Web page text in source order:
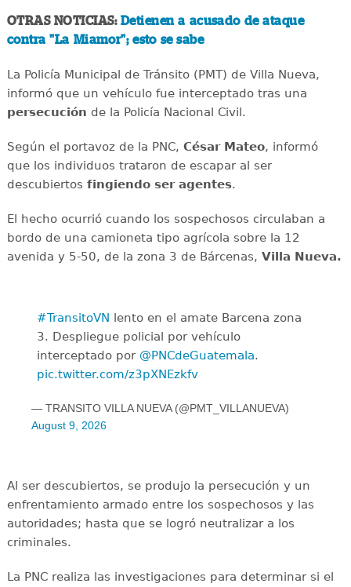
OTRAS NOTICIAS: Detienen a acusado de ataque
contra "La Miamor"; esto se sabe
La Policía Municipal de Tránsito (PMT) de Villa Nueva,
informó que un vehículo fue interceptado tras una
persecución de la Policía Nacional Civil.
Según el portavoz de la PNC, César Mateo, informó
que los individuos trataron de escapar al ser
descubiertos fingiendo ser agentes.
El hecho ocurrió cuando los sospechosos circulaban a
bordo de una camioneta tipo agrícola sobre la 12
avenida y 5-50, de la zona 3 de Bárcenas, Villa Nueva.
#TransitoVN lento en el amate Barcena zona
3. Despliegue policial por vehículo
interceptado por @PNCdeGuatemala.
pic.twitter.com/z3pXNEzkfv
— TRANSITO VILLA NUEVA (@PMT_VILLANUEVA)
August 9, 2026
Al ser descubiertos, se produjo la persecución y un
enfrentamiento armado entre los sospechosos y las
autoridades; hasta que se logró neutralizar a los
criminales.
La PNC realiza las investigaciones para determinar si el